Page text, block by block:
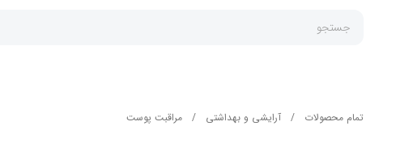
جستجو
تمام محصولات / آرایشی و بهداشتی / مراقبت پوست